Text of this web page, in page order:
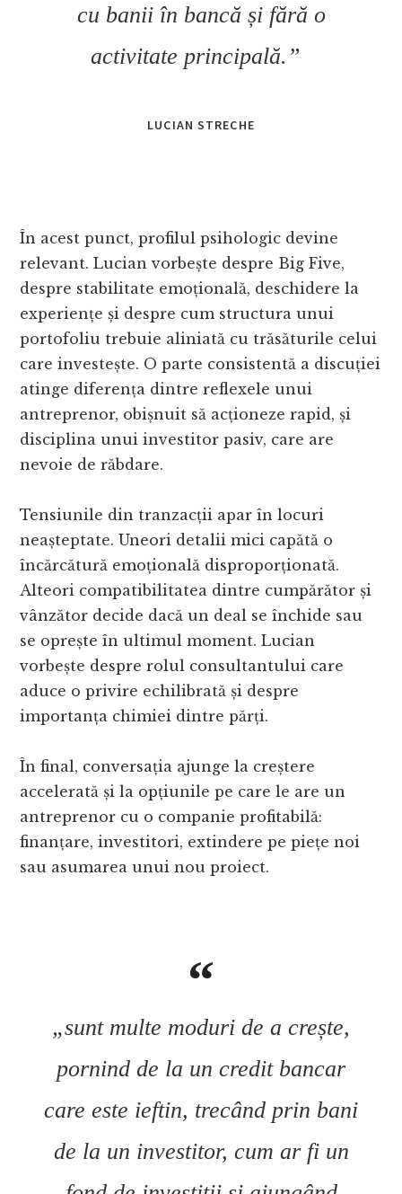
cu banii în bancă și fără o
activitate principală.”
LUCIAN STRECHE
În acest punct, profilul psihologic devine
relevant. Lucian vorbește despre Big Five,
despre stabilitate emoțională, deschidere la
experiențe și despre cum structura unui
portofoliu trebuie aliniată cu trăsăturile celui
care investește. O parte consistentă a discuției
atinge diferența dintre reflexele unui
antreprenor, obișnuit să acționeze rapid, și
disciplina unui investitor pasiv, care are
nevoie de răbdare.
Tensiunile din tranzacții apar în locuri
neașteptate. Uneori detalii mici capătă o
încărcătură emoțională disproporționată.
Alteori compatibilitatea dintre cumpărător și
vânzător decide dacă un deal se închide sau
se oprește în ultimul moment. Lucian
vorbește despre rolul consultantului care
aduce o privire echilibrată și despre
importanța chimiei dintre părți.
În final, conversația ajunge la creștere
accelerată și la opțiunile pe care le are un
antreprenor cu o companie profitabilă:
finanțare, investitori, extindere pe piețe noi
sau asumarea unui nou proiect.
„sunt multe moduri de a crește,
pornind de la un credit bancar
care este ieftin, trecând prin bani
de la un investitor, cum ar fi un